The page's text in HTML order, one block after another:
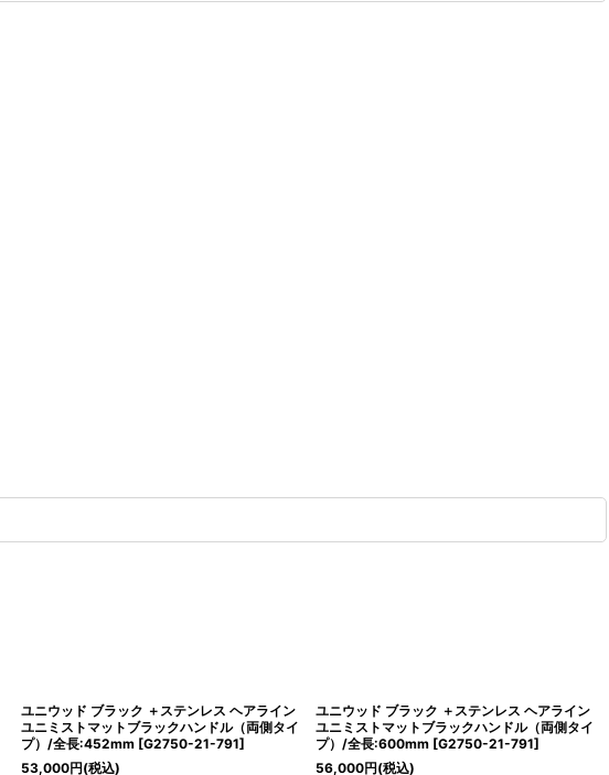
ユニウッド ブラック ＋ステンレス ヘアライン
ユニミストマットブラックハンドル（両側タイ
プ）/全長:452mm [G2750-21-791]
53,000円(税込)
ユニウッド ブラック ＋ステンレス ヘアライン
ユニミストマットブラックハンドル（両側タイ
プ）/全長:600mm [G2750-21-791]
56,000円(税込)